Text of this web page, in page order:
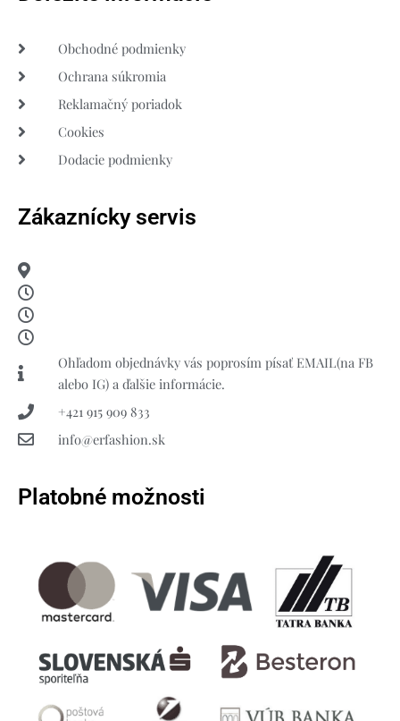
Obchodné podmienky
Ochrana súkromia
Reklamačný poriadok
Cookies
Dodacie podmienky
Zákaznícky servis
Ohľadom objednávky vás poprosím písať EMAIL(na FB
alebo IG) a ďalšie informácie.
+421 915 909 833
info@erfashion.sk
Platobné možnosti